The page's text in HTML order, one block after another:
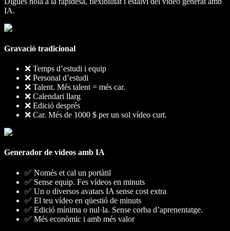
IA.
Gravació tradicional
❌ Temps d’estudi i equip
❌ Personal d’estudi
❌ Talent. Més talent = més car.
❌ Calendari llarg
❌ Edició després
❌ Car. Més de 1000 $ per un sol vídeo curt.
Generador de vídeos amb IA
✅ Només et cal un portàtil
✅ Sense equip. Fes vídeos en minuts
✅ Un o diversos avatars IA sense cost extra
✅ El teu vídeo en qüestió de minuts
✅ Edició mínima o nul·la. Sense corba d’aprenentatge.
✅ Més econòmic i amb més valor